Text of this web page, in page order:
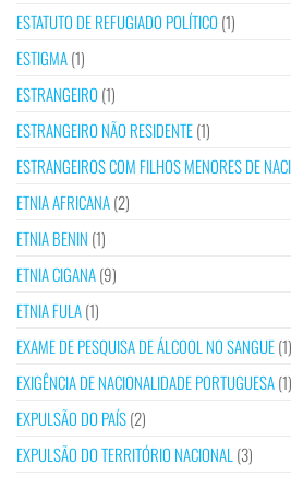
ESTATUTO DE REFUGIADO POLÍTICO (1)
ESTIGMA(1)
ESTRANGEIRO (1)
ESTRANGEIRO NÃO RESIDENTE(1)
ESTRANGEIROS COM FILHOS MENORES DE
ETNIA AFRICANA(2)
ETNIA BENIN (1)
ETNIA CIGANA(9)
ETNIA FULA(1)
EXAME DE PESQUISA DE ÁLCOOL NO SANGUE(1)
EXIGÊNCIA DE NACIONALIDADE PORTUGUESA(1)
EXPULSÃO DO PAÍS(2)
EXPULSÃO DO TERRITÓRIO NACIONAL (3)